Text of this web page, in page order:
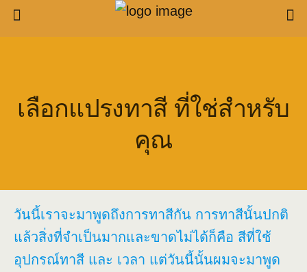
เลือกแปรงทาสี ที่ใช่สำหรับ
คุณ
วันนี้เราจะมาพูดถึงการทาสีกัน การทาสีนั้นปกติ
แล้วสิ่งที่จำเป็นมากและขาดไม่ได้ก็คือ สีที่ใช้
อุปกรณ์ทาสี และ เวลา แต่วันนี้นั้นผมจะมาพูด